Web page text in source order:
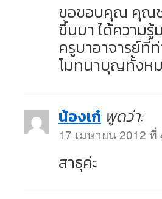
ขอขอบคุณ คุณช
ขึ้นมา ได้ความ
ครูบาอาจารย์ที่
โมทนาบุญทั้งห
น้องเก๋ พูดว่า:
17 เมษายน 2012 ที่
สาธุค่ะ